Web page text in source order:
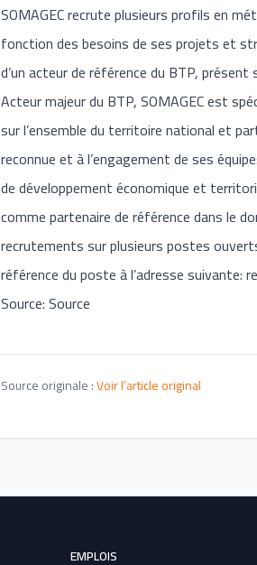
SOMAGEC recrute plusieurs profils en
fonction des besoins de ses projets et
d’un acteur de référence du BTP,
Acteur majeur du BTP, SOMAGEC est
sur l’ensemble du territoire national et
reconnue et à l’engagement de ses
de développement économique et
comme partenaire de référence dans le
recrutements sur plusieurs postes
référence du poste à l’adresse suivante:
Source: Source
Source originale :Voir l’article original
EMPLOIS